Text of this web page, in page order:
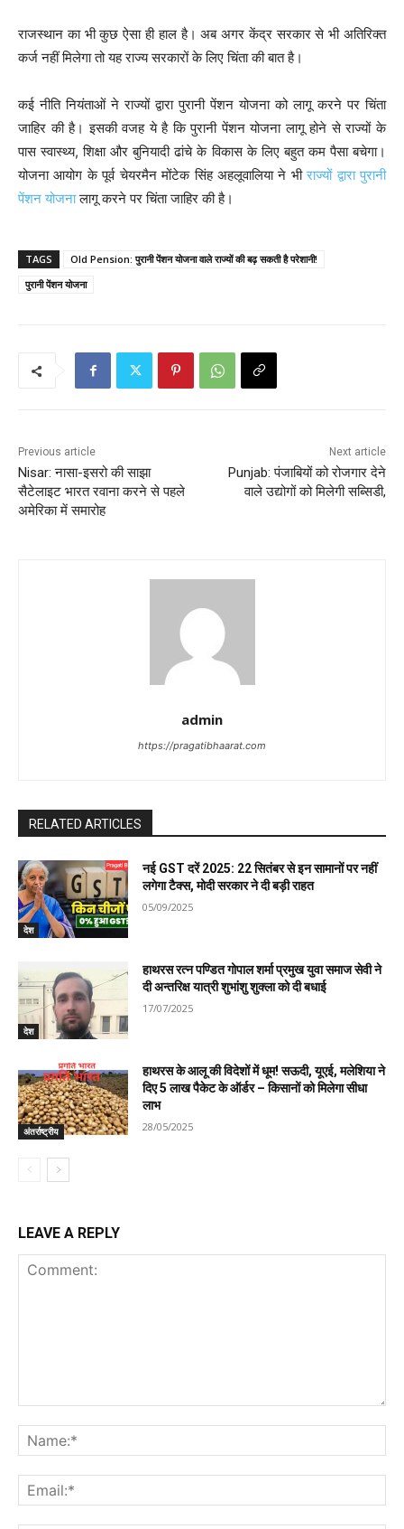
राजस्थान का भी कुछ ऐसा ही हाल है। अब अगर केंद्र सरकार से भी अतिरिक्त
कर्ज नहीं मिलेगा तो यह राज्य सरकारों के लिए चिंता की बात है।
कई नीति नियंताओं ने राज्यों द्वारा पुरानी पेंशन योजना को लागू करने पर चिंता
जाहिर की है। इसकी वजह ये है कि पुरानी पेंशन योजना लागू होने से राज्यों के
पास स्वास्थ्य, शिक्षा और बुनियादी ढांचे के विकास के लिए बहुत कम पैसा बचेगा।
योजना आयोग के पूर्व चेयरमैन मोंटेक सिंह अहलूवालिया ने भीराज्यों द्वारा पुरानी
पेंशन योजनालागू करने पर चिंता जाहिर की है।
TAGS
Old Pension: पुरानी पेंशन योजना वाले राज्यों की बढ़ सकती है परेशानी!
पुरानी पेंशन योजना
Previous article
Nisar: नासा-इसरो की साझा
सैटेलाइट भारत रवाना करने से पहले
अमेरिका में समारोह
Next article
Punjab: पंजाबियों को रोजगार देने
वाले उद्योगों को मिलेगी सब्सिडी,
admin
https://pragatibhaarat.com
RELATED ARTICLES
देश
नई GST दरें 2025: 22 सितंबर से इन सामानों पर नहीं
लगेगा टैक्स, मोदी सरकार ने दी बड़ी राहत
05/09/2025
देश
हाथरस रत्न पण्डित गोपाल शर्मा प्रमुख युवा समाज सेवी ने
दी अन्तरिक्ष यात्री शुभांशु शुक्ला को दी बधाई
17/07/2025
अंतर्राष्ट्रीय
हाथरस के आलू की विदेशों में धूम! सऊदी, यूएई, मलेशिया ने
दिए 5 लाख पैकेट के ऑर्डर – किसानों को मिलेगा सीधा
लाभ
28/05/2025
LEAVE A REPLY